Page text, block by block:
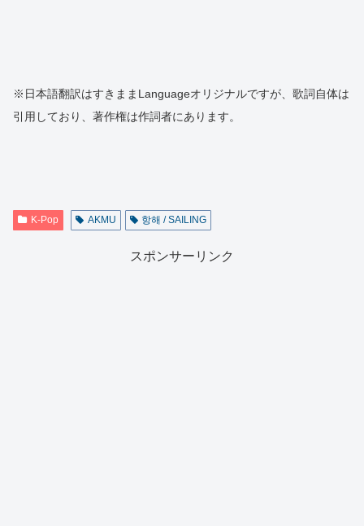
※日本語翻訳はすきままLanguageオリジナルですが、歌詞自体は
引用しており、著作権は作詞者にあります。
K-Pop AKMU 항해 / SAILING
スポンサーリンク